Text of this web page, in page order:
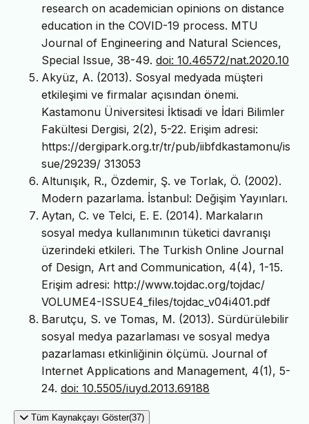
research on academician opinions on distance
education in the COVID-19 process. MTU
Journal of Engineering and Natural Sciences,
Special Issue, 38-49. doi: 10.46572/nat.2020.10
Akyüz, A. (2013). Sosyal medyada müşteri
etkileşimi ve firmalar açısından önemi.
Kastamonu Üniversitesi İktisadi ve İdari Bilimler
Fakültesi Dergisi, 2(2), 5-22. Erişim adresi:
https://dergipark.org.tr/tr/pub/iibfdkastamonu/is
sue/29239/ 313053
Altunışık, R., Özdemir, Ş. ve Torlak, Ö. (2002).
Modern pazarlama. İstanbul: Değişim Yayınları.
Aytan, C. ve Telci, E. E. (2014). Markaların
sosyal medya kullanımının tüketici davranışı
üzerindeki etkileri. The Turkish Online Journal
of Design, Art and Communication, 4(4), 1-15.
Erişim adresi: http://www.tojdac.org/tojdac/
VOLUME4-ISSUE4_files/tojdac_v04i401.pdf
Barutçu, S. ve Tomas, M. (2013). Sürdürülebilir
sosyal medya pazarlaması ve sosyal medya
pazarlaması etkinliğinin ölçümü. Journal of
Internet Applications and Management, 4(1), 5-
24. doi: 10.5505/iuyd.2013.69188
Tüm Kaynakçayı Göster(37)